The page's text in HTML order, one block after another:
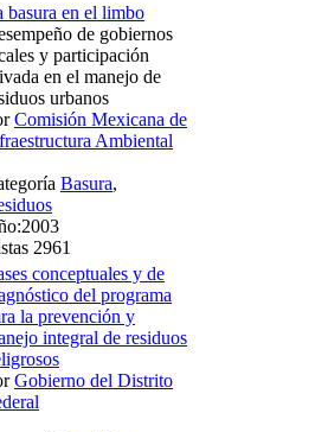
basura en el limbo
de gobiernos
y participación
en el manejo de
urbanos
Comisión Mexicana de
Ambiental
Basura,
2961
conceptuales y de
del programa
la prevención y
integral de residuos
Gobierno del Distrito